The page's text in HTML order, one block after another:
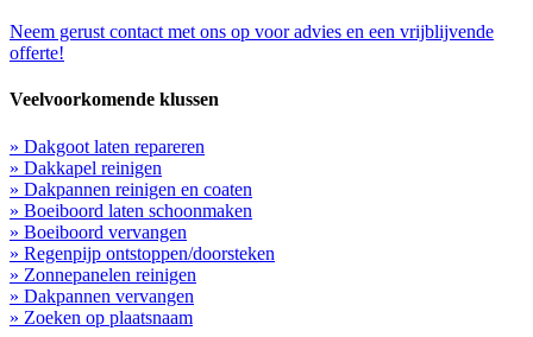
Neem gerust contact met ons op voor advies en een vrijblijvende
offerte!
Veelvoorkomende klussen
» Dakgoot laten repareren
» Dakkapel reinigen
» Dakpannen reinigen en coaten
» Boeiboord laten schoonmaken
» Boeiboord vervangen
» Regenpijp ontstoppen/doorsteken
» Zonnepanelen reinigen
» Dakpannen vervangen
» Zoeken op plaatsnaam